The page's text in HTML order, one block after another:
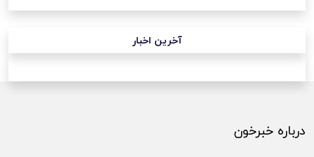
آخرین اخبار
درباره خبرخون